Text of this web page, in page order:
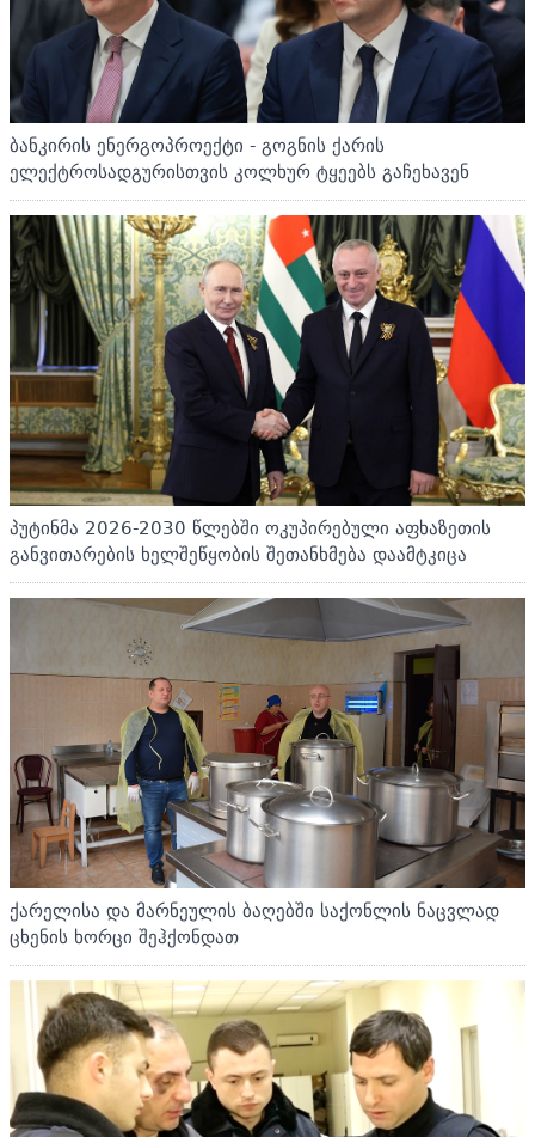
ბანკირის ენერგოპროექტი - გოგნის ქარის
ელექტროსადგურისთვის კოლხურ ტყეებს გაჩეხავენ
პუტინმა 2026-2030 წლებში ოკუპირებული აფხაზეთის
განვითარების ხელშეწყობის შეთანხმება დაამტკიცა
ქარელისა და მარნეულის ბაღებში საქონლის ნაცვლად
ცხენის ხორცი შეჰქონდათ